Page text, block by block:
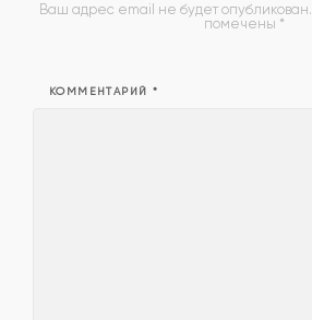
Ваш адрес email не будет опубликован.
помечены *
КОММЕНТАРИЙ *